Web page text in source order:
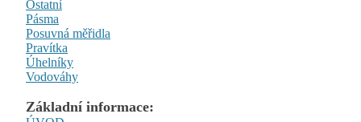
Ostatní
Pásma
Posuvná měřidla
Pravítka
Úhelníky
Vodováhy
Základní informace: